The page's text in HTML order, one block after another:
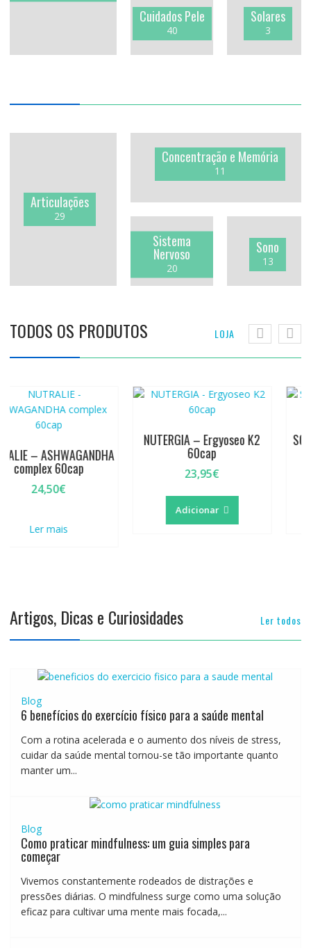
Cuidados Pele
40
Solares
3
Articulações
29
Concentração e Memória
11
Sistema
Nervoso
20
Sono
13
TODOS OS PRODUTOS LOJA
60cap
23,95
SORIA NATURAL – Durilimp
250ml
13,50
Adicionar
Artigos, Dicas e Curiosidades Ler todos
Blog
6 benefícios do exercício físico para a saúde mental
Com a rotina acelerada e o aumento dos níveis de stress,
cuidar da saúde mental tornou-se tão importante quanto
manter um...
Blog
Como praticar mindfulness: um guia simples para
começar
Vivemos constantemente rodeados de distrações e
pressões diárias. O mindfulness surge como uma solução
eficaz para cultivar uma mente mais focada,...